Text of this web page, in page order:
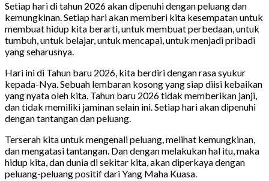
Setiap hari di tahun 2026 akan dipenuhi dengan peluang dan
kemungkinan. Setiap hari akan memberi kita kesempatan untuk
membuat hidup kita berarti, untuk membuat perbedaan, untuk
tumbuh, untuk belajar, untuk mencapai, untuk menjadi pribadi
yang seharusnya.
Hari ini di Tahun baru 2026, kita berdiri dengan rasa syukur
kepada-Nya. Sebuah lembaran kosong yang siap diisi kebaikan
yang nyata oleh kita. Tahun baru 2026 tidak memberikan janji,
dan tidak memiliki jaminan selain ini. Setiap hari akan dipenuhi
dengan tantangan dan peluang.
Terserah kita untuk mengenali peluang, melihat kemungkinan,
dan mengatasi tantangan. Dan dengan melakukan hal itu, maka
hidup kita, dan dunia di sekitar kita, akan diperkaya dengan
peluang-peluang positif dari Yang Maha Kuasa.